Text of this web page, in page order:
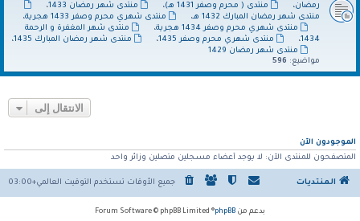
رمضان، منتدى ( محرم وصفر 1431 هـ) ، منتدى شهر رمضان 1433
،
منتدى شهر رمضان المبارك 1432 هـ
، منتدى شهري محرم وصفر 1433 هجرية
،
منتدى شهري محرم وصفر 1434 هجرية
،
منتدى شهر المغفرة و الرحمة
1434، منتدى شهري محرم وصفر 1435 ، منتدى شهر رمضان المبارك 1435
،
منتدى شهر رمضان 1429
مواضيع: 596
الانتقال إلى
الموجودون الآن
المتصفحون للمنتدى الآن: لا يوجد أعضاء مسجلين متصلين وزائر واحد
المنتديات جميع الأوقات تستخدم التوقيت العالمي+03:00
بدعم من phpBB
® Forum Software © phpBB Limited